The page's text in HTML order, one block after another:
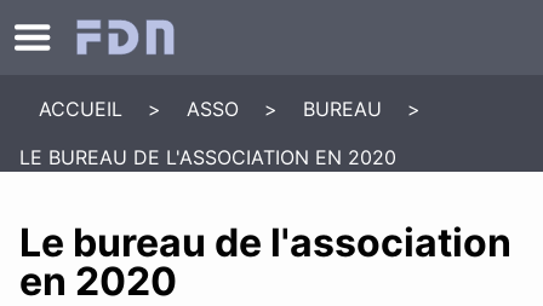
ACCUEIL > ASSO > BUREAU
>
LE BUREAU DE L'ASSOCIATION EN 2020
Le bureau de l'association
en 2020